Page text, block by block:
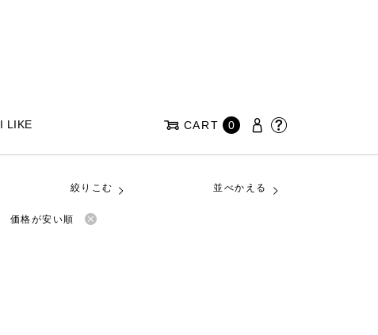
I LIKE CART 0
絞りこむ 並べかえる
価格が安い順